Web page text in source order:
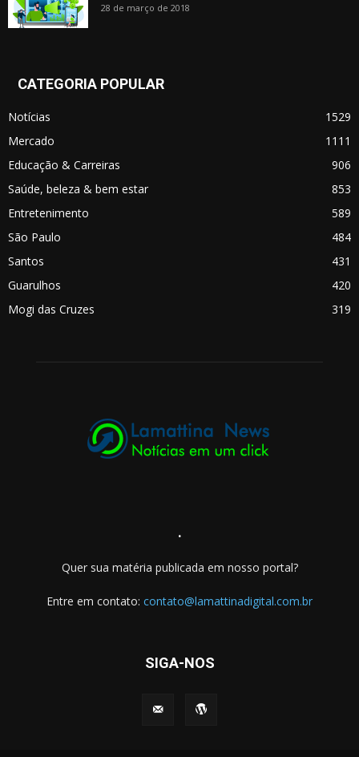
28 de março de 2018
CATEGORIA POPULAR
Notícias
1529
Mercado
1111
Educação & Carreiras
906
Saúde, beleza & bem estar
853
Entretenimento
589
São Paulo
484
Santos
431
Guarulhos
420
Mogi das Cruzes
319
.
Quer sua matéria publicada em nosso portal?
Entre em contato: contato@lamattinadigital.com.br
SIGA-NOS